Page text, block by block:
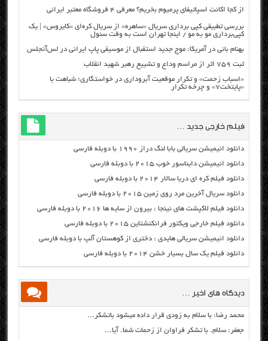
از کجا اکانت اسپاتیفای پرمیوم بخریم؟ معرفی ۴ فروشگاه معتبر ایرانی
بررسی تطبیقی کپی برداری سریال «ساهره» از سریال کره‌ای «کایروس» | یک
کپی‌برداری مو به مو / اینجا تهران است به وقت سئول
بهنام بانی در آمریکا: موج جدید استقبال از موسیقی پاپ ایرانی در لس‌آنجلس
ثبت ۷۵۹ اثر از مراسم وداع و تشییع رهبر شهید انقلاب
«اسباب زحمت» و تکرار موقعیت آبروداری در خواستگاری؛ شباهت با
«پایتخت۷» و چرخه تکرار
فیلم خارجی جدید …
دانلود انیمیشن سریالی بابا لنگ دراز ۱۹۹۰ با دوبله فارسی
دانلود انیمیشن دایناسور خوب ۲۰۱۵ با دوبله فارسی
دانلود فیلم کره ای دریا سالار ۲۰۱۴ با دوبله فارسی
دانلود سریال آخرین مرد روی زمین ۲۰۱۵ با دوبله فارسی
دانلود فیلم لاکپشت های نینجا : بیرون از سایه ها ۲۰۱۶ با دوبله فارسی
دانلود فیلم خارجی ویکتور فرانکنشتاین ۲۰۱۵ با دوبله فارسی
دانلود انیمیشن سریالی هایدی : دختری از کوهستان آلپ با دوبله فارسی
دانلود فیلم یک سال بسیار خشن ۲۰۱۴ با دوبله فارسی
دیدگاه های اخیر …
محمد رضا: با سلام به زودی قرار داده میشود باتشکر...
جعفر: سلام. با تشکر فراوان از زحمات شما. آیا...